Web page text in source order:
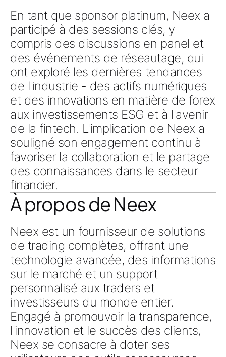
En tant que sponsor platinum, Neex a
participé à des sessions clés, y
compris des discussions en panel et
des événements de réseautage, qui
ont exploré les dernières tendances
de l'industrie - des actifs numériques
et des innovations en matière de forex
aux investissements ESG et à l'avenir
de la fintech. L'implication de Neex a
souligné son engagement continu à
favoriser la collaboration et le partage
des connaissances dans le secteur
financier.
À propos de Neex
Neex est un fournisseur de solutions
de trading complètes, offrant une
technologie avancée, des informations
sur le marché et un support
personnalisé aux traders et
investisseurs du monde entier.
Engagé à promouvoir la transparence,
l'innovation et le succès des clients,
Neex se consacre à doter ses